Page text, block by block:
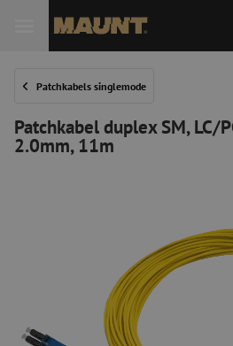
Patchkabels singlemode
Patchkabel duplex SM, LC/
2.0mm, 11m